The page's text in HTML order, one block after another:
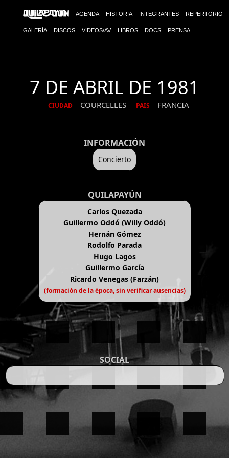
AGENDA HISTORIA INTEGRANTES REPERTORIO
GALERÍA DISCOS VIDEOS/AV LIBROS DOCS PRENSA
7 DE ABRIL DE 1981
CIUDAD COURCELLES PAIS FRANCIA
INFORMACIÓN
Concierto
QUILAPAYÚN
Carlos Quezada
Guillermo Oddó (Willy Oddó)
Hernán Gómez
Rodolfo Parada
Hugo Lagos
Guillermo García
Ricardo Venegas (Farzán)
(formación de la época, sin verificar ausencias)
SOCIAL